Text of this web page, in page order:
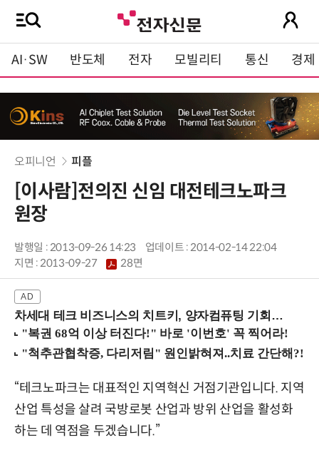
AI·SW 반도체 전자 모빌리티 통신 경제
오피니언 피플
[이사람]전의진 신임 대전테크노파크
원장
발행일 : 2013-09-26 14:23
업데이트 : 2014-02-14 22:04
지면 :2013-09-27 28면
차세대 테크 비즈니스의 치트키, 양자컴퓨팅 기회를 선점하라! (8/28 강남역)
“테크노파크는 대표적인 지역혁신 거점기관입니다. 지역
산업 특성을 살려 국방로봇 산업과 방위 산업을 활성화
하는 데 역점을 두겠습니다.”